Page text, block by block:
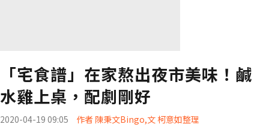
「宅食譜」在家熬出夜市美味！鹹
水雞上桌，配劇剛好
2020-04-19 09:05 作者 陳秉文Bingo,文 柯意如整理